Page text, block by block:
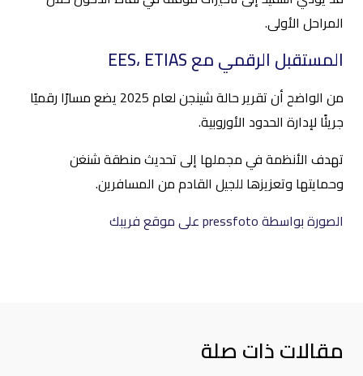
المراحل الأولى.
المستقبل الرقمي مع EES، ETIAS
من الواضح أن تقرير حالة شينجن لعام 2025 يضع مسارًا رقميًا
جريئًا لإدارة الحدود الأوروبية.
تهدف الأنظمة في مجملها إلى تحديث منطقة شنغن
وحمايتها وتعزيزها للجيل القادم من المسافرين.
الصورة بواسطة pressfoto على موقع فريبك
مقالات ذات صلة